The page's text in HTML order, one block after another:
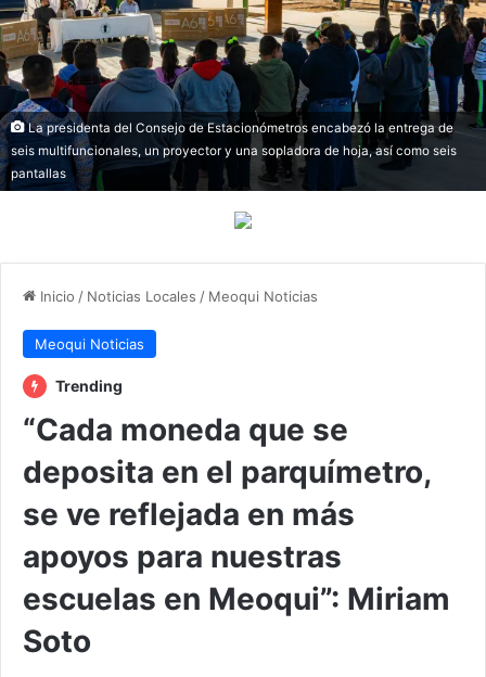
La presidenta del Consejo de Estacionómetros encabezó la entrega de
seis multifuncionales, un proyector y una sopladora de hoja, así como seis
pantallas
Inicio / Noticias Locales / Meoqui Noticias
Meoqui Noticias
Trending
“Cada moneda que se
deposita en el parquímetro,
se ve reflejada en más
apoyos para nuestras
escuelas en Meoqui”: Miriam
Soto